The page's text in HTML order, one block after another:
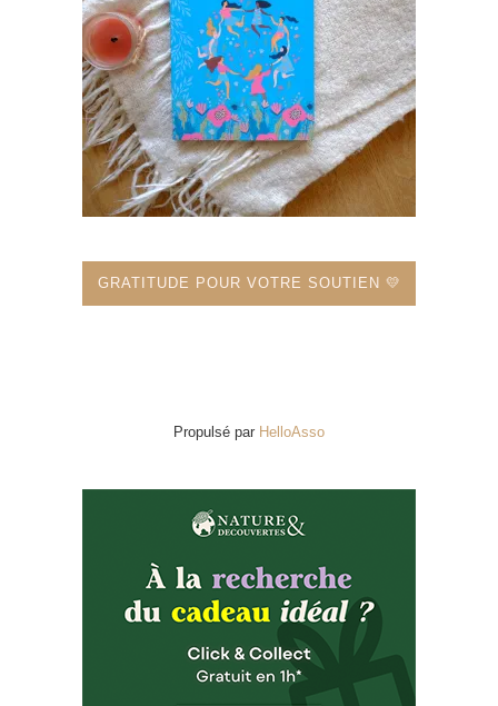
GRATITUDE POUR VOTRE SOUTIEN 💛
Propulsé par HelloAsso